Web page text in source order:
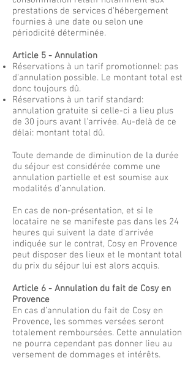
prestations de services d’hébergement
fournies à une date ou selon une
périodicité déterminée.
Article 5 - Annulation
Réservations à un tarif promotionnel: pas
d'annulation possible. Le montant total est
donc toujours dû.
Réservations à un tarif standard:
annulation gratuite si celle-ci a lieu plus
de 30 jours avant l'arrivée. Au-delà de ce
délai: montant total dû.
Toute demande de diminution de la durée
du séjour est considérée comme une
annulation partielle et est soumise aux
modalités d’annulation.
En cas de non-présentation, et si le
locataire ne se manifeste pas dans les 24
heures qui suivent la date d'arrivée
indiquée sur le contrat, Cosy en Provence
peut disposer des lieux et le montant total
du prix du séjour lui est alors acquis.
Article 6 - Annulation du fait de Cosy en
Provence
En cas d’annulation du fait de Cosy en
Provence, les sommes versées seront
totalement remboursées. Cette annulation
ne pourra cependant pas donner lieu au
versement de dommages et intérêts.